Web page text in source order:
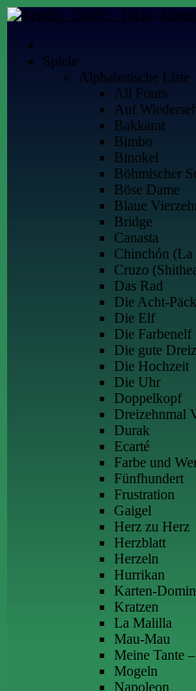
Skip
content
Kartenspiele.net
Alles über Kartenspiele
Spiele
Alphabetische Liste
All Fours
Auf
Bakkarat
Bimbo
Binokel
Böhmischer
Böse Dame
Blaue
Bridge
Canasta
Chinchón (La
Cruzo
Das Rad
Die Acht-
Die Elf
Die Farbenelf
Die gute
Die Hochzeit
Die Uhr
Doppelkopf
Dreizehnmal
Durak
Ecarté
Farbe und
Fünfhundert
Frustration
Gaigel
Herz zu Herz
Herzblatt
Herzeln
Hurrikan
Karten-
Kratzen
La Malilla
Mau-Mau
Meine Tante
Mogeln
Napoleon